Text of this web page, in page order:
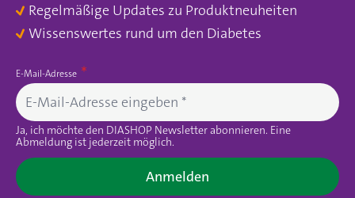
Regelmäßige Updates zu Produktneuheiten
Wissenswertes rund um den Diabetes
E-Mail-Adresse
Ja, ich möchte den DIASHOP Newsletter abonnieren. Eine
Abmeldung ist jederzeit möglich.
Anmelden